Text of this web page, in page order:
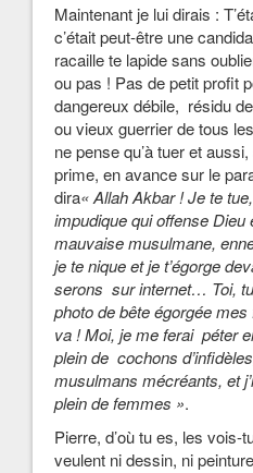
Maintenant je lui dirais :
c’était peut-être une
racaille te lapide sans
ou pas ! Pas de petit profit
dangereux débile, résidu
ou vieux guerrier de tous
ne pense qu’à tuer et
prime, en avance sur le
dira« Allah Akbar ! Je te
impudique qui offense Dieu
mauvaise musulmane,
je te nique et je t’égorge
serons sur internet… Toi,
photo de bête égorgée
va ! Moi, je me ferai péter
plein de cochons
musulmans mécréants, et
plein de femmes ».
Pierre, d’où tu es, les vois-
veulent ni dessin, ni